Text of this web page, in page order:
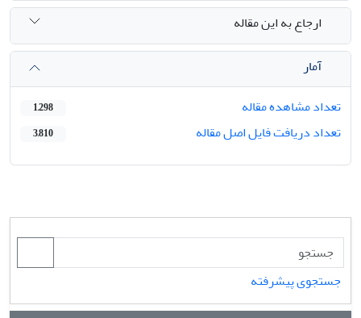
ارجاع به این مقاله
آمار
تعداد مشاهده مقاله
1,298
تعداد دریافت فایل اصل مقاله 3,810
جستجوی پیشرفته